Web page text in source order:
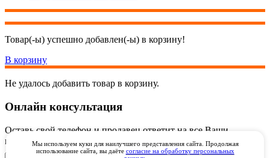
Товар(-ы) успешно добавлен(-ы) в корзину!
В корзину
Не удалось добавить товар в корзину.
Мы используем куки для наилучшего представления сайта. Продолжая
использование сайта, вы даёте согласие на обработку персональных
Онлайн консультация
Оставь свой телефон и продавец ответит на все Ваши
вопросы онлайн через видеозвонок через WhatsApp